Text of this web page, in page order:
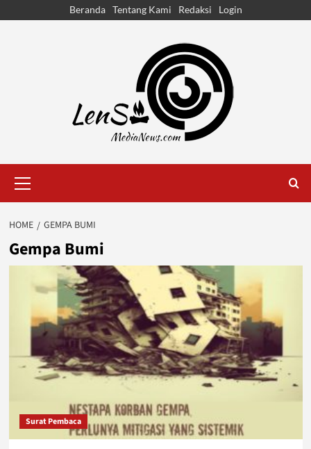
Beranda Tentang Kami Redaksi Login
Menu
HOME GEMPA BUMI
Gempa Bumi
Surat Pembaca